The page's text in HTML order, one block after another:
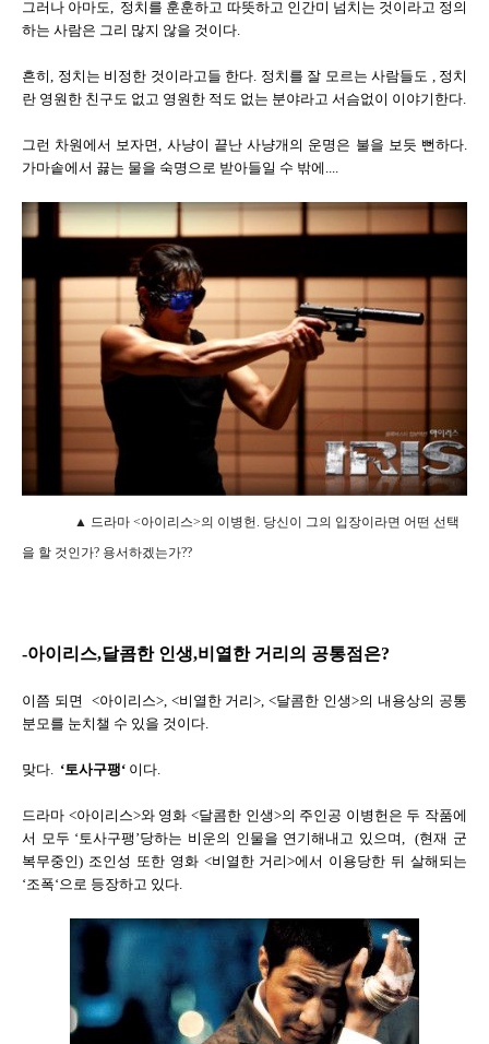
그러나 아마도, 정치를 훈훈하고 따뜻하고 인간미 넘치는 것이라고 정의
하는 사람은 그리 많지 않을 것이다.
흔히, 정치는 비정한 것이라고들 한다. 정치를 잘 모르는 사람들도 , 정치
란 영원한 친구도 없고 영원한 적도 없는 분야라고 서슴없이 이야기한다.
그런 차원에서 보자면, 사냥이 끝난 사냥개의 운명은 불을 보듯 뻔하다.
가마솥에서 끓는 물을 숙명으로 받아들일 수 밖에....
▲ 드라마 <아이리스>의 이병헌. 당신이 그의 입장이라면 어떤 선택
을 할 것인가? 용서하겠는가??
-아이리스,달콤한 인생,비열한 거리의 공통점은?
이쯤 되면 <아이리스>, <비열한 거리>, <달콤한 인생>의 내용상의 공통
분모를 눈치챌 수 있을 것이다.
맞다. ‘토사구팽‘ 이다.
드라마 <아이리스>와 영화 <달콤한 인생>의 주인공 이병헌은 두 작품에
서 모두 ‘토사구팽’당하는 비운의 인물을 연기해내고 있으며, (현재 군
복무중인) 조인성 또한 영화 <비열한 거리>에서 이용당한 뒤 살해되는
‘조폭‘으로 등장하고 있다.